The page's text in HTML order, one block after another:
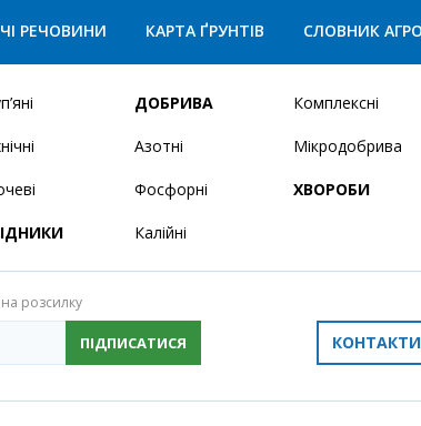
РЕЧОВИНИ КАРТА ҐРУНТІВ СЛОВНИК
ДОБРИВА
Азотні
Фосфорні
Калійні
Комплексні
Мікродобрива
ХВОРОБИ
розсилку
ПІДПИСАТИСЯ КОНТАКТИ